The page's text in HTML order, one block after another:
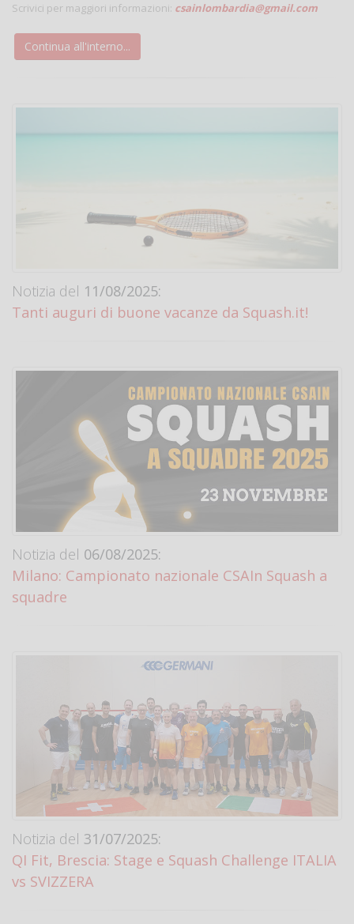
Scrivici per maggiori informazioni: csainlombardia@gmail.com
Continua all'interno...
Notizia del 11/08/2025:
Tanti auguri di buone vacanze da Squash.it!
Notizia del 06/08/2025:
Milano: Campionato nazionale CSAIn Squash a
squadre
Notizia del 31/07/2025:
QI Fit, Brescia: Stage e Squash Challenge ITALIA
vs SVIZZERA